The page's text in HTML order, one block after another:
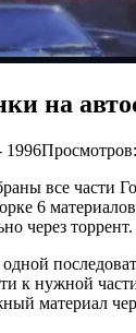
на
1996
все части
6
через торрент.
к нужной
материал